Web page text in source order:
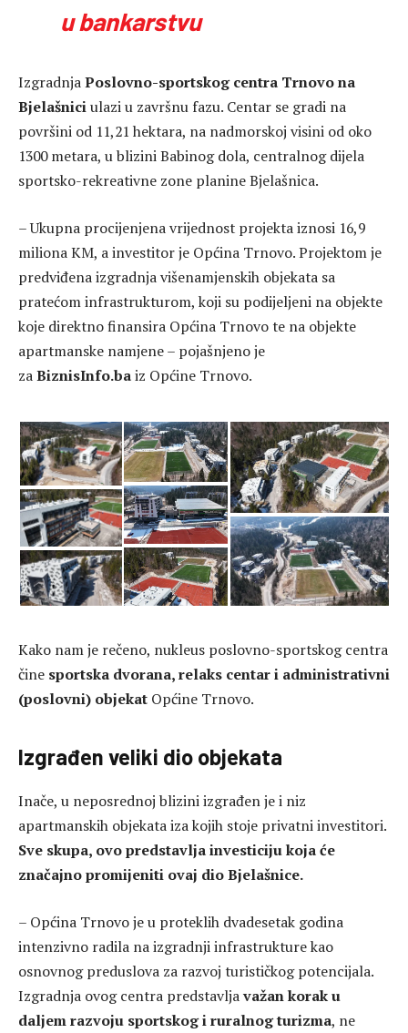
u bankarstvu
IzgradnjaPoslovno-sportskog centra Trnovo na
Bjelašniciulazi u završnu fazu. Centar se gradi na
površini od 11,21 hektara, na nadmorskoj visini od oko
1300 metara, u blizini Babinog dola, centralnog dijela
sportsko-rekreativne zone planine Bjelašnica.
– Ukupna procijenjena vrijednost projekta iznosi 16,9
miliona KM, a investitor je Općina Trnovo. Projektom je
predviđena izgradnja višenamjenskih objekata sa
pratećom infrastrukturom, koji su podijeljeni na objekte
koje direktno finansira Općina Trnovo te na objekte
apartmanske namjene – pojašnjeno je
zaBiznisInfo.baiz Općine Trnovo.
Kako nam je rečeno, nukleus poslovno-sportskog centra
čine sportska dvorana, relaks centar i administrativni
(poslovni) objekat Općine Trnovo.
Izgrađen veliki dio objekata
Inače, u neposrednoj blizini izgrađen je i niz
apartmanskih objekata iza kojih stoje privatni investitori.
Sve skupa, ovo predstavlja investiciju koja će
značajno promijeniti ovaj dio Bjelašnice.
– Općina Trnovo je u proteklih dvadesetak godina
intenzivno radila na izgradnji infrastrukture kao
osnovnog preduslova za razvoj turističkog potencijala.
Izgradnja ovog centra predstavljavažan korak u
daljem razvoju sportskog i ruralnog turizma, ne